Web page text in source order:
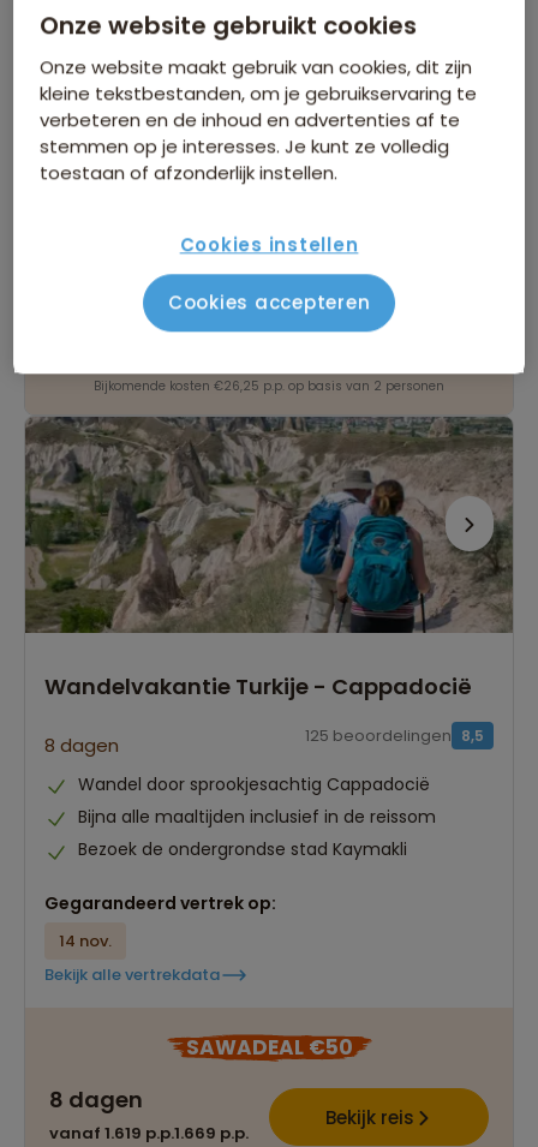
Complete treinreis door 7 verschillende landen
Voor de echte cultuurliefhebbers
Meerdere interessante stadstours inclusief
Gegarandeerd vertrek op:
14 dagen
vanaf 3.299 p.p.
Bekijk reis
Bijkomende kosten €26,25 p.p. op basis van 2 personen
Wandelvakantie Turkije - Cappadocië
8 dagen 8,5
125 beoordelingen
Wandel door sprookjesachtig Cappadocië
Bijna alle maaltijden inclusief in de reissom
Bezoek de ondergrondse stad Kaymakli
Gegarandeerd vertrek op:
14 nov.
Bekijk alle vertrekdata
SAWADEAL €50
8 dagen
vanaf 1.619 p.p.1.669 p.p.
Bekijk reis
Onze website gebruikt cookies
Onze website maakt gebruik van cookies, dit zijn
kleine tekstbestanden, om je gebruikservaring te
verbeteren en de inhoud en advertenties af te
stemmen op je interesses. Je kunt ze volledig
toestaan of afzonderlijk instellen.
Cookies instellen
Cookies accepteren